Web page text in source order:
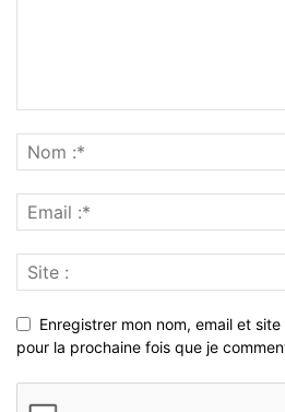
Enregistrer mon nom, email et
pour la prochaine fois que je